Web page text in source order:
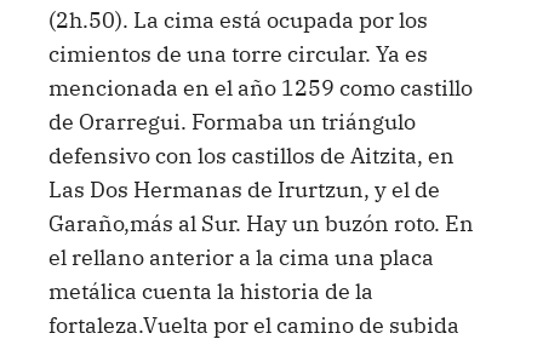
(2h.50). La cima está ocupada por los
cimientos de una torre circular. Ya es
mencionada en el año 1259 como castillo
de Orarregui. Formaba un triángulo
defensivo con los castillos de Aitzita, en
Las Dos Hermanas de Irurtzun, y el de
Garaño,más al Sur. Hay un buzón roto. En
el rellano anterior a la cima una placa
metálica cuenta la historia de la
fortaleza.Vuelta por el camino de subida